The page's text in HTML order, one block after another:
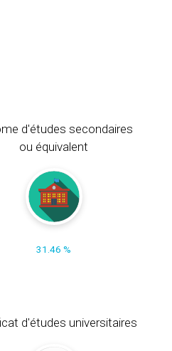
d'études secondaires
ou équivalent
31.46 %
d'études universitaires